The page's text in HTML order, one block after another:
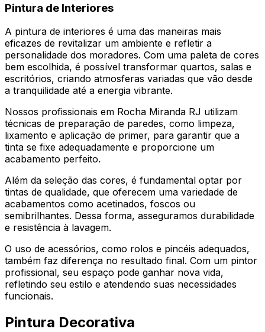
Pintura de Interiores
A pintura de interiores é uma das maneiras mais
eficazes de revitalizar um ambiente e refletir a
personalidade dos moradores. Com uma paleta de cores
bem escolhida, é possível transformar quartos, salas e
escritórios, criando atmosferas variadas que vão desde
a tranquilidade até a energia vibrante.
Nossos profissionais em Rocha Miranda RJ utilizam
técnicas de preparação de paredes, como limpeza,
lixamento e aplicação de primer, para garantir que a
tinta se fixe adequadamente e proporcione um
acabamento perfeito.
Além da seleção das cores, é fundamental optar por
tintas de qualidade, que oferecem uma variedade de
acabamentos como acetinados, foscos ou
semibrilhantes. Dessa forma, asseguramos durabilidade
e resistência à lavagem.
O uso de acessórios, como rolos e pincéis adequados,
também faz diferença no resultado final. Com um pintor
profissional, seu espaço pode ganhar nova vida,
refletindo seu estilo e atendendo suas necessidades
funcionais.
Pintura Decorativa